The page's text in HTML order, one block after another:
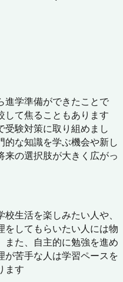
進学準備ができたことで
して焦ることもあります
受験対策に取り組めまし
的な知識を学ぶ機会や新し
来の選択肢が大きく広がっ
生活を楽しみたい人や、
をしてもらいたい人には物
また、自主的に勉強を進め
が苦手な人は学習ペースを
ます